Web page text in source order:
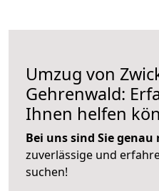
Umzug von
Gehrenwald:
Ihnen helfen
Bei uns sind Sie
zuverlässige und
suchen!